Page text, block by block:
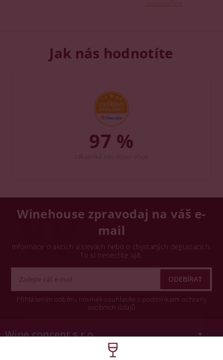
Jak nás hodnotíte
97 %
Winehouse zpravodaj na váš e-
mail
Informace o akcích a slevách nebo o chystaných degustacích.
To si nenechte ujít.
Přihlášením odběru novinek souhlasíte s podmínkami ochrany
osobních údajů
Wine concept s.r.o.